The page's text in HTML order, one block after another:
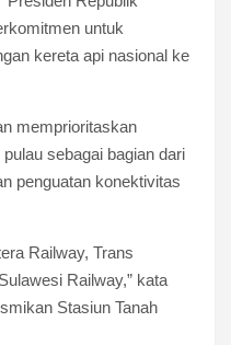
untuk
kereta api nasional ke
memprioritaskan
sebagai bagian dari
penguatan konektivitas
Railway, Trans
Railway,” kata
Stasiun Tanah